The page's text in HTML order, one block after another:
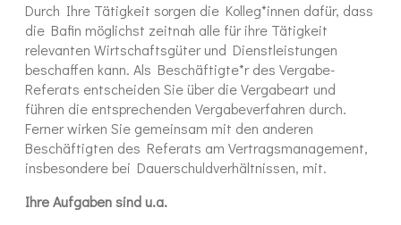
Durch Ihre Tätigkeit sorgen die Kolleg*innen dafür, dass
die Bafin möglichst zeitnah alle für ihre Tätigkeit
relevanten Wirtschaftsgüter und Dienstleistungen
beschaffen kann. Als Beschäftigte*r des Vergabe-
Referats entscheiden Sie über die Vergabeart und
führen die entsprechenden Vergabeverfahren durch.
Ferner wirken Sie gemeinsam mit den anderen
Beschäftigten des Referats am Vertragsmanagement,
insbesondere bei Dauerschuldverhältnissen, mit.
Ihre Aufgaben sind u.a.